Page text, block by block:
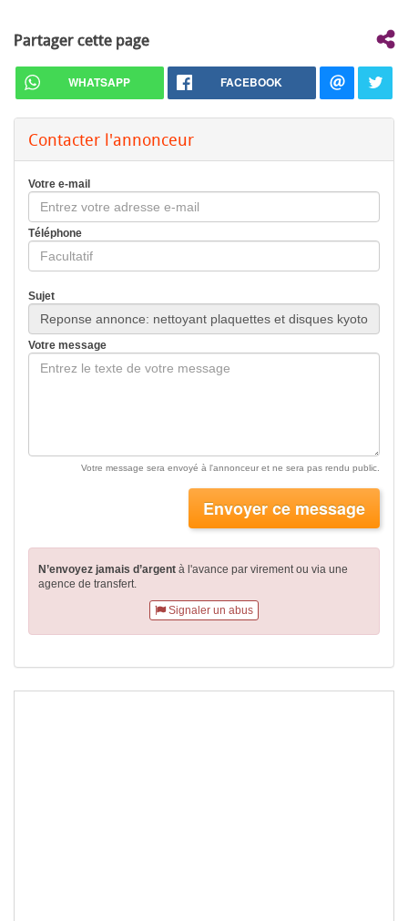
Partager cette page
WHATSAPP FACEBOOK
Contacter l'annonceur
Votre e-mail
Téléphone
Sujet
Votre message
Votre message sera envoyé à l'annonceur et ne sera pas rendu public.
Envoyer ce message
N’envoyez jamais d’argent à l'avance par virementou via une
agence de transfert.
Signaler un abus